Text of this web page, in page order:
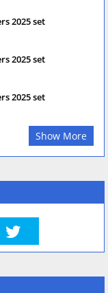
2025 set
2025 set
2025 set
Show More